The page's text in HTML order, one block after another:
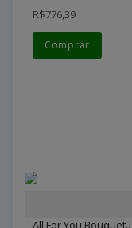
R$776,39
Comprar
All For You Bouquet..